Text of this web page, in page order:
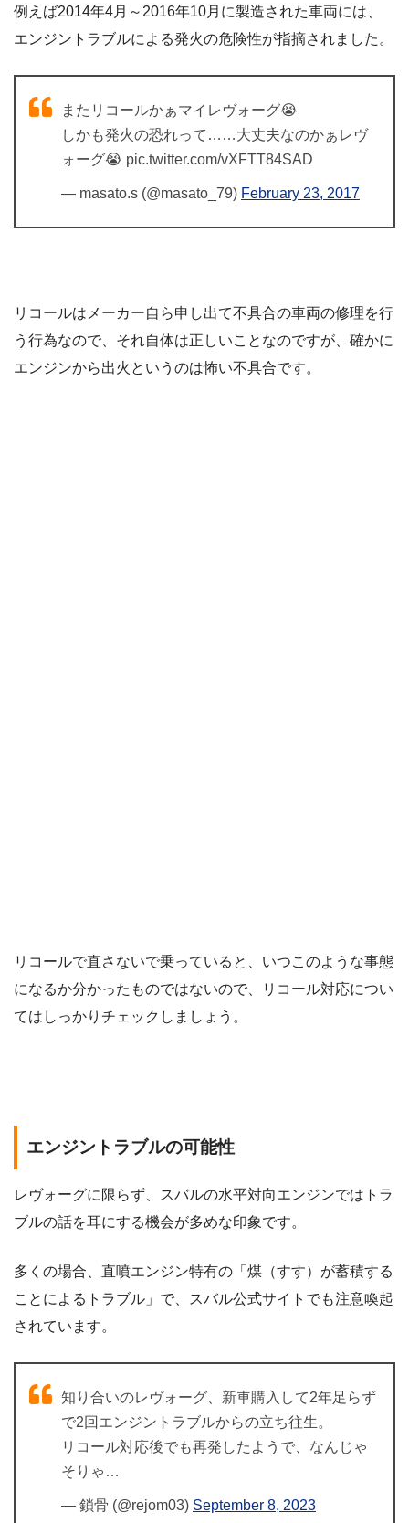
例えば2014年4月～2016年10月に製造された車両には、
エンジントラブルによる発火の危険性が指摘されました。
またリコールかぁマイレヴォーグ😭
しかも発火の恐れって……大丈夫なのかぁレヴ
ォーグ😭 pic.twitter.com/vXFTT84SAD
— masato.s (@masato_79) February 23, 2017
リコールはメーカー自ら申し出て不具合の車両の修理を行
う行為なので、それ自体は正しいことなのですが、確かに
エンジンから出火というのは怖い不具合です。
リコールで直さないで乗っていると、いつこのような事態
になるか分かったものではないので、リコール対応につい
てはしっかりチェックしましょう。
エンジントラブルの可能性
レヴォーグに限らず、スバルの水平対向エンジンではトラ
ブルの話を耳にする機会が多めな印象です。
多くの場合、直噴エンジン特有の「煤（すす）が蓄積する
ことによるトラブル」で、スバル公式サイトでも注意喚起
されています。
知り合いのレヴォーグ、新車購入して2年足らず
で2回エンジントラブルからの立ち往生。
リコール対応後でも再発したようで、なんじゃ
そりゃ…
— 鎖骨 (@rejom03) September 8, 2023